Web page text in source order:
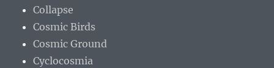
Collapse
Cosmic Birds
Cosmic Ground
Cyclocosmia